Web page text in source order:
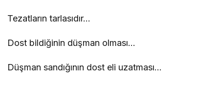
Tezatların tarlasıdır…
Dost bildiğinin düşman olması…
Düşman sandığının dost eli uzatması…